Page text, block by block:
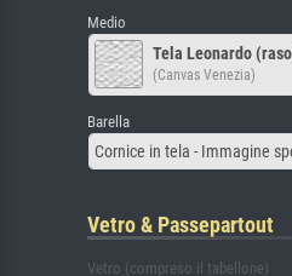
Medio
Tela Leonardo
(Canvas Venezia)
Barella
Cornice in tela - Immagine
Vetro & Passepartout
Vetro (compreso il tabellone)